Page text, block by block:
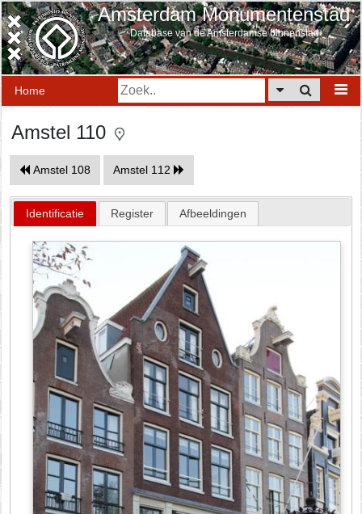
Amsterdam Monumentenstad
Database van de Amsterdamse binnenstad
Home
Amstel 110
Amstel 108 Amstel 112
Identificatie Register Afbeeldingen